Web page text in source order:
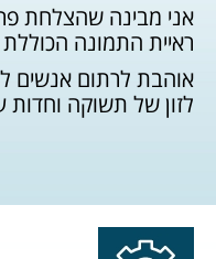
אני מבינה שהצלחת
ראיית התמונה הכוללת
אוהבת לרתום אנשים
לזון של תשוקה וחדות